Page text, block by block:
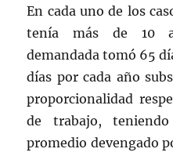
En cada uno de los
tenía más de 10
demandada tomó 65
días por cada año
proporcionalidad
de trabajo,
promedio devengado